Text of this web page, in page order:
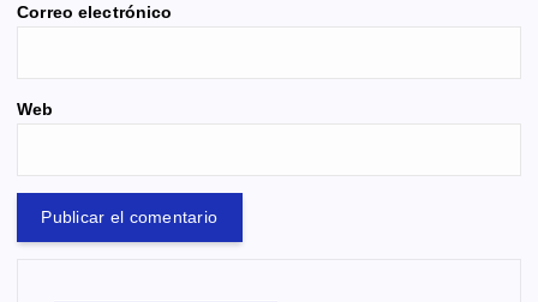
Correo electrónico
Web